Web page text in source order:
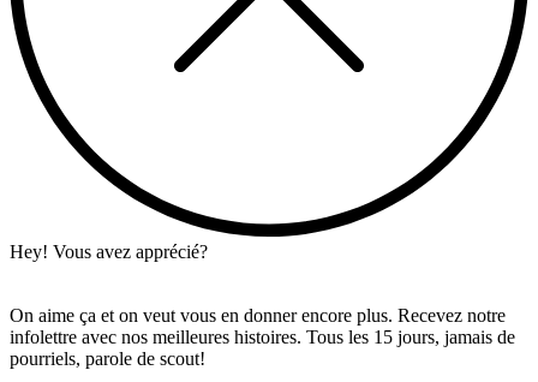
Hey! Vous avez apprécié?
On aime ça et on veut vous en donner encore plus. Recevez notre
infolettre avec nos meilleures histoires. Tous les 15 jours, jamais de
pourriels, parole de scout!